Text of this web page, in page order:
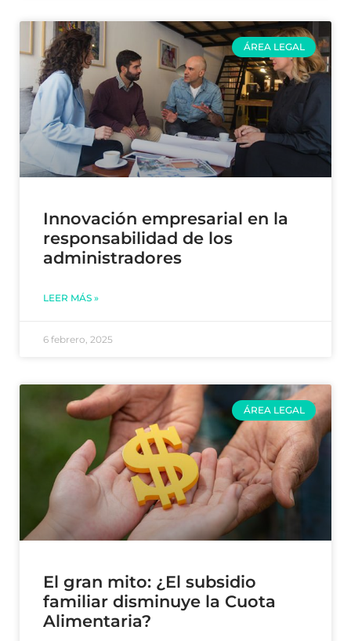
ÁREA LEGAL
Innovación empresarial en la
responsabilidad de los
administradores
LEER MÁS »
6 febrero, 2025
ÁREA LEGAL
El gran mito: ¿El subsidio
familiar disminuye la Cuota
Alimentaria?